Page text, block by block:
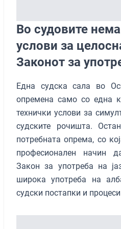
Во судовите
услови за
Законот за
Една судска сала во
опремена само со една
технички услови за
судските рочишта.
потребната опрема, со
професионален начин
Закон за употреба на
широка употреба на
судски постапки и процеси